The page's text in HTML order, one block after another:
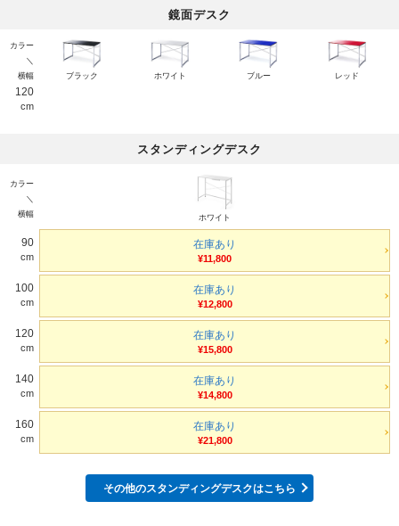
鏡面デスク
カラー
＼
横幅
ブラック ホワイト ブルー レッド
120
cm
スタンディングデスク
カラー
＼
横幅
ホワイト
90
cm
在庫あり
¥11,800
100
cm
在庫あり
¥12,800
120
cm
在庫あり
¥15,800
140
cm
在庫あり
¥14,800
160
cm
在庫あり
¥21,800
その他のスタンディングデスクはこちら